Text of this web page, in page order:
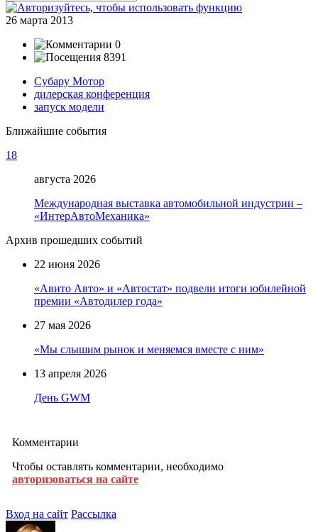
26 марта 2013
0
8391
Субару Мотор
дилерская конференция
запуск модели
Ближайшие события
18
августа 2026
Международная выставка автомобильной индустрии –
«ИнтерАвтоМеханика»
Архив прошедших событий
22 июня 2026
«Авито Авто» и «Автостат» подвели итоги юбилейной
премии «Автодилер года»
27 мая 2026
«Мы слышим рынок и меняемся вместе с ним»
13 апреля 2026
День GWM
Комментарии
Чтобы оставлять комментарии, необходимо
авторизоваться на сайте
Вход на сайт Рассылка